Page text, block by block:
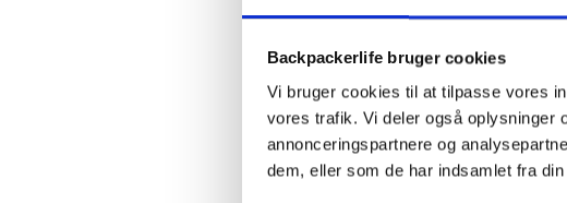
Backpackerlife bruger cookies
Vi bruger cookies til at tilpasse vores
vores trafik. Vi deler også oplysninger
annonceringspartnere og
dem, eller som de har indsamlet fra